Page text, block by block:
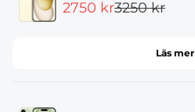
2750 kr3250 kr
Läs mer